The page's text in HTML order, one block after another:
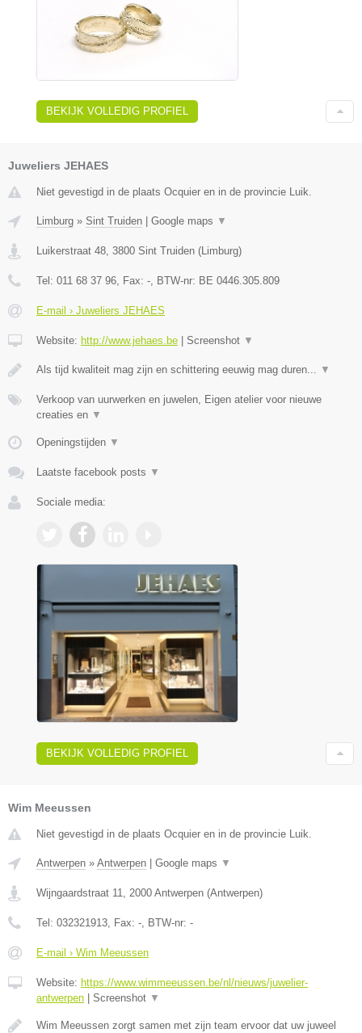
BEKIJK VOLLEDIG PROFIEL
Juweliers JEHAES
Niet gevestigd in de plaats Ocquier en in de provincie Luik.
Limburg » Sint Truiden Google maps ▼
Luikerstraat 48, 3800 Sint Truiden (Limburg)
Tel: 011 68 37 96, Fax: -, BTW-nr: BE 0446.305.809
E-mail › Juweliers JEHAES
Website: http://www.jehaes.be Screenshot ▼
Als tijd kwaliteit mag zijn en schittering eeuwig mag duren... ▼
Verkoop van uurwerken en juwelen, Eigen atelier voor nieuwe
creaties en ▼
Openingstijden ▼
Laatste facebook posts ▼
Sociale media:
BEKIJK VOLLEDIG PROFIEL
Wim Meeussen
Niet gevestigd in de plaats Ocquier en in de provincie Luik.
Antwerpen » Antwerpen | Google maps ▼
Wijngaardstraat 11 2000 Antwerpen (Antwerpen)
Tel: 032321913 , Fax: - , BTW-nr: -
E-mail › Wim Meeussen
Website: https://www.wimmeeussen.be/nl/nieuws/juwelier-
antwerpen | Screenshot ▼
Wim Meeussen zorgt samen met zijn team ervoor dat uw juweel